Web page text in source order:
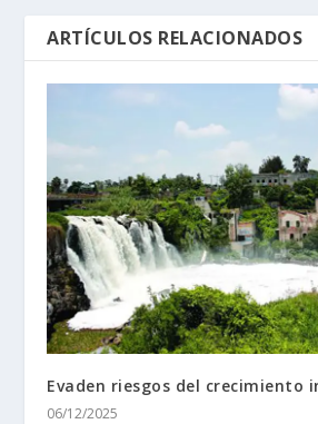
ARTÍCULOS RELACIONADOS
Evaden riesgos del crecimiento
06/12/2025